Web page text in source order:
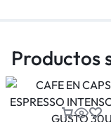
Productos